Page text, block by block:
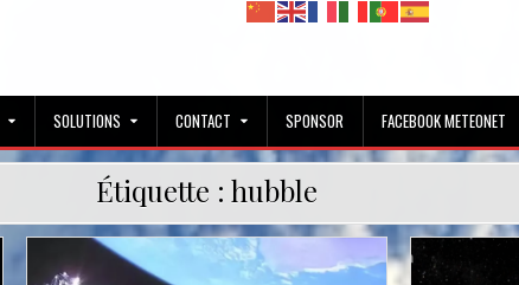
SOLUTIONS CONTACT SPONSOR FACEBOOK METEONET
Étiquette : hubble